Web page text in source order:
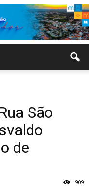
São
de
1909